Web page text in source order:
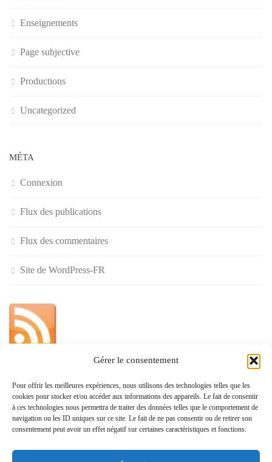
Gérer le consentement
Pour offrir les meilleures expériences, nous utilisons des technologies telles que les
cookies pour stocker et/ou accéder aux informations des appareils. Le fait de consentir
à ces technologies nous permettra de traiter des données telles que le comportement de
navigation ou les ID uniques sur ce site. Le fait de ne pas consentir ou de retirer son
consentement peut avoir un effet négatif sur certaines caractéristiques et fonctions.
Enseignements
Page subjective
Productions
Uncategorized
MÉTA
Connexion
Flux des publications
Flux des commentaires
Site de WordPress-FR
»
Politique de confidentialité